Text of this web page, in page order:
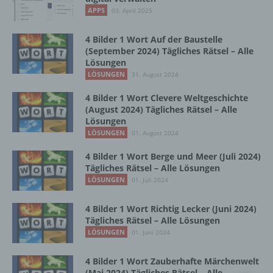
APPS 03. April 2025
4 Bilder 1 Wort Auf der Baustelle
(September 2024) Tägliches Rätsel – Alle
Lösungen
LÖSUNGEN 31. August 2024
4 Bilder 1 Wort Clevere Weltgeschichte
(August 2024) Tägliches Rätsel – Alle
Lösungen
LÖSUNGEN 01. August 2024
4 Bilder 1 Wort Berge und Meer (Juli 2024)
Tägliches Rätsel – Alle Lösungen
LÖSUNGEN 01. Juli 2024
4 Bilder 1 Wort Richtig Lecker (Juni 2024)
Tägliches Rätsel – Alle Lösungen
LÖSUNGEN 01. Juni 2024
4 Bilder 1 Wort Zauberhafte Märchenwelt
Zusammenhang mit personenbezogenen
Organisation, das Ordnen, die Speicherung,
die Anpassung oder Veränderung, das
Auslesen, das Abfragen, die Verwendung,
die Offenlegung durch Übermittlung,
Bereitstellung, den Abgleich oder die
Verknüpfung, die Einschränkung, das
Löschen oder die Vernichtung.
d) Einschränkung der Verarbeitung
Einschränkung der Verarbeitung ist die
Markierung gespeicherter
personenbezogener Daten mit dem Ziel, ihre
künftige Verarbeitung einzuschränken.
e) Profiling